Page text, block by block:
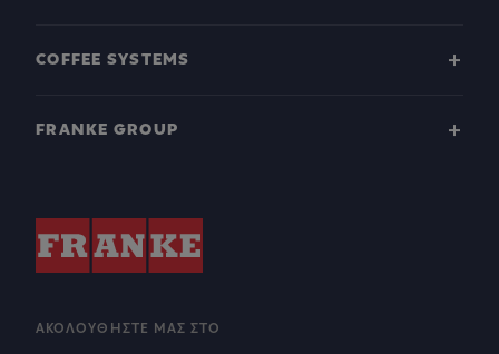
COFFEE SYSTEMS
FRANKE GROUP
ΑΚΟΛΟΥΘΉΣΤΕ ΜΑΣ ΣΤΟ